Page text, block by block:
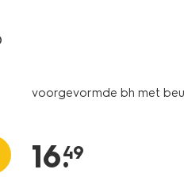
voorgevormde bh met
16.
49